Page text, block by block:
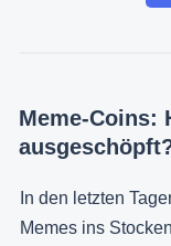
Meme-Coins:
In den letzten
Memes ins